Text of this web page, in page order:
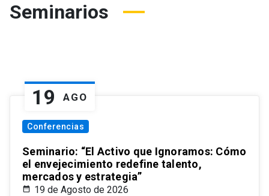
Seminarios
19 AGO
Conferencias
Seminario: “El Activo que Ignoramos: Cómo
el envejecimiento redefine talento,
mercados y estrategia”
19 de Agosto de 2026